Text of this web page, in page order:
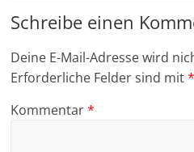
Schreibe einen
Deine E-Mail-Adresse wird
Erforderliche Felder sind mit*
Kommentar*